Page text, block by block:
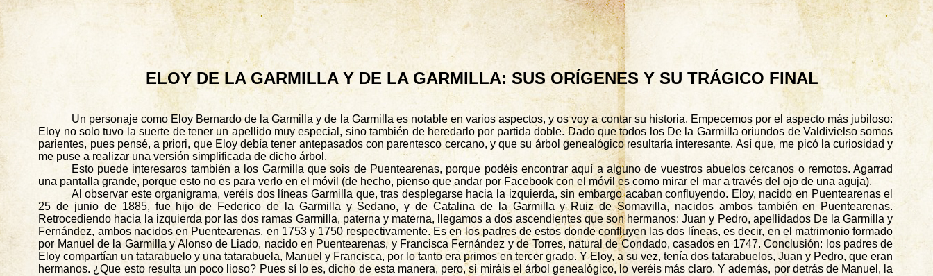
ELOY DE LA GARMILLA Y DE LA GARMILLA: SUS ORÍGENES Y SU TRÁGICO FINAL
Un personaje como Eloy Bernardo de la Garmilla y de la Garmilla es notable en varios aspectos, y os voy a contar su historia. Empecemos por el aspecto más jubiloso:
Eloy no solo tuvo la suerte de tener un apellido muy especial, sino también de heredarlo por partida doble. Dado que todos los De la Garmilla oriundos de Valdivielso somos
parientes, pues pensé, a priori, que Eloy debía tener antepasados con parentesco cercano, y que su árbol genealógico resultaría interesante. Así que, me picó la curiosidad y
me puse a realizar una versión simplificada de dicho árbol.
Esto puede interesaros también a los Garmilla que sois de Puentearenas, porque podéis encontrar aquí a alguno de vuestros abuelos cercanos o remotos. Agarrad
una pantalla grande, porque esto no es para verlo en el móvil (de hecho, pienso que andar por Facebook con el móvil es como mirar el mar a través del ojo de una aguja).
Al observar este organigrama, veréis dos líneas Garmilla que, tras desplegarse hacia la izquierda, sin embargo acaban confluyendo. Eloy, nacido en Puentearenasel
25 de junio de 1885, fue hijo de Federico de la Garmilla y Sedano, y de Catalina de la Garmilla y Ruiz deSomavilla, nacidos ambos también en Puentearenas.
Retrocediendo hacia la izquierda por las dos ramas Garmilla, paterna y materna, llegamos a dos ascendientes que son hermanos: Juan y Pedro, apellidados De la Garmilla y
Fernández, ambos nacidos en Puentearenas, en 1753 y 1750 respectivamente. Es en los padres de estos donde confluyen las dos líneas, es decir, en el matrimonio formado
por Manuel de la Garmilla y Alonso de Liado, nacido en Puentearenas, y Francisca Fernández y de Torres, natural de Condado, casados en 1747. Conclusión: los padres de
Eloy compartían un tatarabuelo y una tatarabuela, Manuel y Francisca, por lo tanto era primos en tercer grado. Y Eloy, a su vez, tenía dos tatarabuelos, Juan y Pedro, que eran
hermanos. ¿Que esto resulta un poco lioso? Pues sí lo es, dicho de esta manera, pero, si miráis el árbol genealógico, lo veréis más claro. Y además, por detrás de Manuel, la